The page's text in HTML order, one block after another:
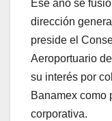
Ese año se
dirección
preside el
Aeroportuario
su interés por
Banamex como
corporativa.